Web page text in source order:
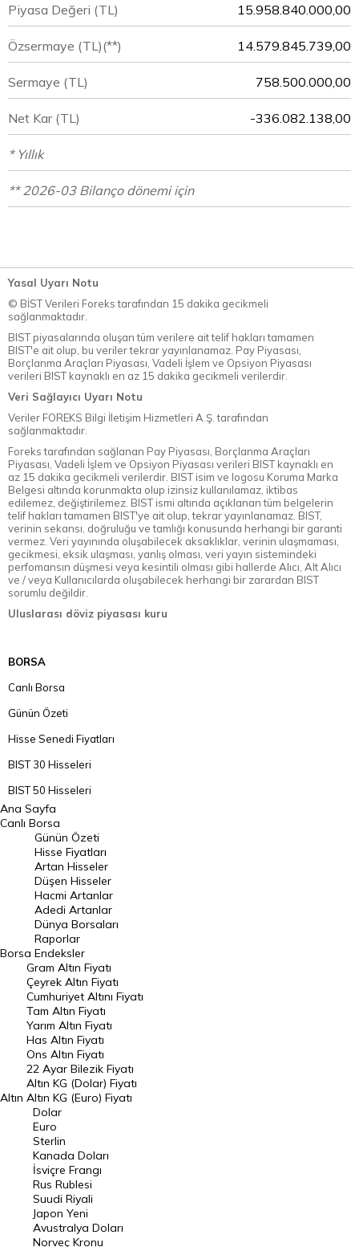
Piyasa Değeri (TL) 15.958.840.000,00
Özsermaye (TL)(**) 14.579.845.739,00
Sermaye (TL) 758.500.000,00
Net Kar (TL) -336.082.138,00
* Yıllık
** 2026-03 Bilanço dönemi için
Yasal Uyarı Notu
© BİST Verileri Foreks tarafından 15 dakika gecikmeli
sağlanmaktadır.
BIST piyasalarında oluşan tüm verilere ait telif hakları tamamen
BIST'e ait olup, bu veriler tekrar yayınlanamaz. Pay Piyasası,
Borçlanma Araçları Piyasası, Vadeli İşlem ve Opsiyon Piyasası
verileri BIST kaynaklı en az 15 dakika gecikmeli verilerdir.
Veri Sağlayıcı Uyarı Notu
Veriler FOREKS Bilgi İletişim Hizmetleri A.Ş. tarafından
sağlanmaktadır.
Foreks tarafından sağlanan Pay Piyasası, Borçlanma Araçları
Piyasası, Vadeli İşlem ve Opsiyon Piyasası verileri BIST kaynaklı en
az 15 dakika gecikmeli verilerdir. BIST isim ve logosu Koruma Marka
Belgesi altında korunmakta olup izinsiz kullanılamaz, iktibas
edilemez, değiştirilemez. BIST ismi altında açıklanan tüm belgelerin
telif hakları tamamen BIST'ye ait olup, tekrar yayınlanamaz. BIST,
verinin sekansı, doğruluğu ve tamlığı konusunda herhangi bir garanti
vermez. Veri yayınında oluşabilecek aksaklıklar, verinin ulaşmaması,
gecikmesi, eksik ulaşması, yanlış olması, veri yayın sistemindeki
perfomansın düşmesi veya kesintili olması gibi hallerde Alıcı, Alt Alıcı
ve / veya Kullanıcılarda oluşabilecek herhangi bir zarardan BIST
sorumlu değildir.
Uluslarası döviz piyasası kuru
BORSA
Canlı Borsa
Günün Özeti
Hisse Senedi Fiyatları
BIST 30 Hisseleri
BIST 50 Hisseleri
BIST 100 Hisseleri
En Çok Artan Hisseler
En Çok Düşen Hisseler
Hacmi Artanlar
Geçmiş Kapanışlar
Dünya Borsaları
Raporlar
Endeksler
DÖVİZ
Döviz Kuru
Dolar Kuru
Euro Kuru
Pound Kuru
Frank Kuru
Riyal Kuru
Avustralya Doları
Danimarka Kronu Kuru
Ana Sayfa
Canlı Borsa
Borsa
Günün Özeti
Hisse Fiyatları
Artan Hisseler
Düşen Hisseler
Hacmi Artanlar
Adedi Artanlar
Dünya Borsaları
Raporlar
Endeksler
Altın
Gram Altın Fiyatı
Çeyrek Altın Fiyatı
Cumhuriyet Altını Fiyatı
Tam Altın Fiyatı
Yarım Altın Fiyatı
Has Altın Fiyatı
Ons Altın Fiyatı
22 Ayar Bilezik Fiyatı
Altın KG (Dolar) Fiyatı
Altın KG (Euro) Fiyatı
Dolar
Euro
Sterlin
Kanada Doları
İsviçre Frangı
Rus Rublesi
Suudi Riyali
Japon Yeni
Avustralya Doları
Norveç Kronu